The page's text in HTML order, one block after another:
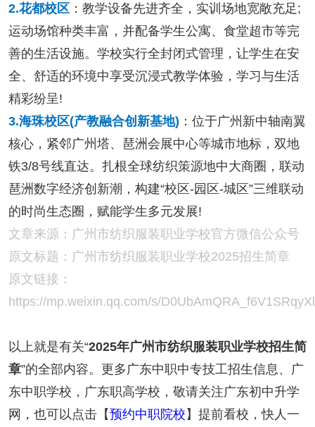
2.花都校区：教学设备先进齐全，实训场地宽敞充足;
运动场馆种类丰富，并配备学生公寓、食堂超市等完
善的生活设施。学校实行全封闭式管理，让学生在安
全、舒适的环境中享受沉浸式教学体验，学习与生活
精彩纷呈!
3.海珠校区(产教融合创新基地) ：位于广州新中轴南翼
核心，紧邻广州塔、琶洲会展中心等城市地标，双地
铁3/8号线直达。扎根全球纺织策源地中大商圈，联动
琶洲数字经济创新潮，构建“校区-园区-城区”三维联动
的时尚生态圈，赋能学生多元发展!
文章来源：广州市纺织服装职业学校官方微信公众号
原文标题：广州市纺织服装职业学校2025招生简章
原文链接：
https://mp.weixin.qq.com/s/
以上就是有关“2025年广州市纺织服装职业学校招生简
章”的全部内容。更多广东中职中专技工招生信息、广
东中职学校，广东职高学校，敬请关注广东初中升学
网，也可以点击【预约中职院校 】提前看校，快人一